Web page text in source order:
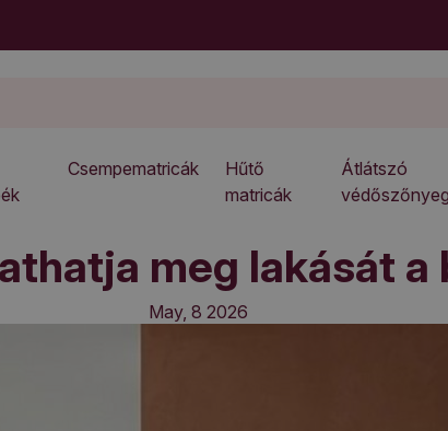
Csempematricák
Hűtő
matricák
Átlátszó
meg lakását
May, 8 2026